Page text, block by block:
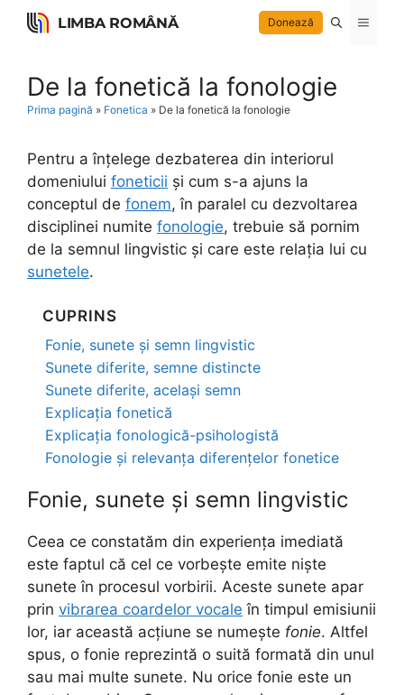
Skip
LIMBA ROMÂNĂ Donează Menu
De la fonetică la fonologie
Prima pagină » Fonetica » De la fonetică la fonologie
Pentru a înțelege dezbaterea din interiorul
domeniului foneticii și cum s-a ajuns la
conceptul de fonem, în paralel cu dezvoltarea
disciplinei numite fonologie, trebuie să pornim
de la semnul lingvistic și care este relația lui cu
sunetele.
CUPRINS
Fonie, sunete și semn lingvistic
Sunete diferite, semne distincte
Sunete diferite, același semn
Explicația fonetică
Explicația fonologică-psihologistă
Fonologie și relevanța diferențelor fonetice
Fonie, sunete și semn lingvistic
Ceea ce constatăm din experiența imediată
este faptul că cel ce vorbește emite niște
sunete în procesul vorbirii. Aceste sunete apar
prin vibrarea coardelor vocale în timpul emisiunii
lor, iar această acțiune se numește fonie. Altfel
spus, o fonie reprezintă o suită formată din unul
sau mai multe sunete. Nu orice fonie este un